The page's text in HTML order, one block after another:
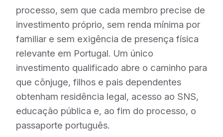
processo, sem que cada membro precise de
investimento próprio, sem renda mínima por
familiar e sem exigência de presença física
relevante em Portugal. Um único
investimento qualificado abre o caminho para
que cônjuge, filhos e pais dependentes
obtenham residência legal, acesso ao SNS,
educação pública e, ao fim do processo, o
passaporte português.